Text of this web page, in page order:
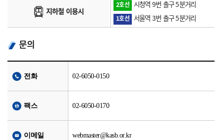
지하철 이용시
2호선 시청역 9번 출구 5분거리
1호선 서울역 3번 출구 5분거리
문의
전화 02-6050-0150
팩스 02-6050-0170
이메일 webmaster@kasb.or.kr